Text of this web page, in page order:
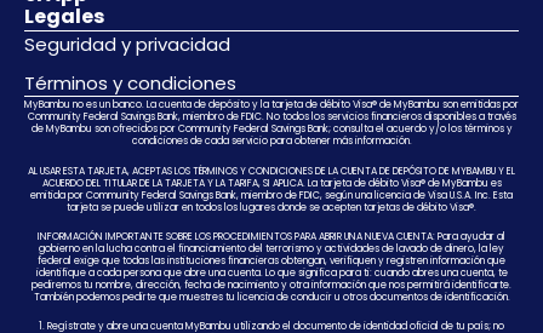
Legales
Seguridad y privacidad
Términos y condiciones
MyBambu no es un banco. La cuenta de depósito y la tarjeta de débito Visa® de MyBambu son emitidas por
Community Federal Savings Bank, miembro de FDIC. No todos los servicios financieros disponibles a través
de MyBambu son ofrecidos por Community Federal Savings Bank; consulta el acuerdo y/o los términos y
condiciones de cada servicio para obtener más información.
AL USAR ESTA TARJETA, ACEPTAS LOS TÉRMINOS Y CONDICIONES DE LA CUENTA DE DEPÓSITO DE MYBAMBU Y EL
ACUERDO DEL TITULAR DE LA TARJETA Y LA TARIFA, SI APLICA. La tarjeta de débito Visa® de MyBambu es
emitida por Community Federal Savings Bank, miembro de FDIC, según una licencia de Visa U.S.A. Inc. Esta
tarjeta se puede utilizar en todos los lugares donde se acepten tarjetas de débito Visa®.
INFORMACIÓN IMPORTANTE SOBRE LOS PROCEDIMIENTOS PARA ABRIR UNA NUEVA CUENTA: Para ayudar al
gobierno en la lucha contra el financiamiento del terrorismo y actividades de lavado de dinero, la ley
federal exige que todas las instituciones financieras obtengan, verifiquen y registren información que
identifique a cada persona que abre una cuenta. Lo que significa para ti: cuando abres una cuenta, te
pediremos tu nombre, dirección, fecha de nacimiento y otra información que nos permitirá identificarte.
También podemos pedirte que muestres tu licencia de conducir u otros documentos de identificación.
1. Regístrate y abre una cuenta MyBambu utilizando el documento de identidad oficial de tu país; no